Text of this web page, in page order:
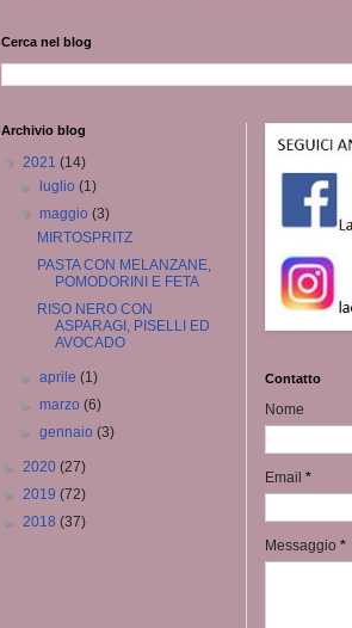
Cerca nel blog
Archivio blog
▼ 2021 (14)
►
luglio(1)
▼maggio(3)
MIRTOSPRITZ
PASTA CON MELANZANE,
POMODORINI E FETA
RISO NERO CON
ASPARAGI, PISELLI ED
AVOCADO
►aprile(1)
►marzo(6)
►gennaio(3)
► 2020 (27)
► 2019 (72)
► 2018 (37)
Contatto
Nome
Email *
Messaggio *